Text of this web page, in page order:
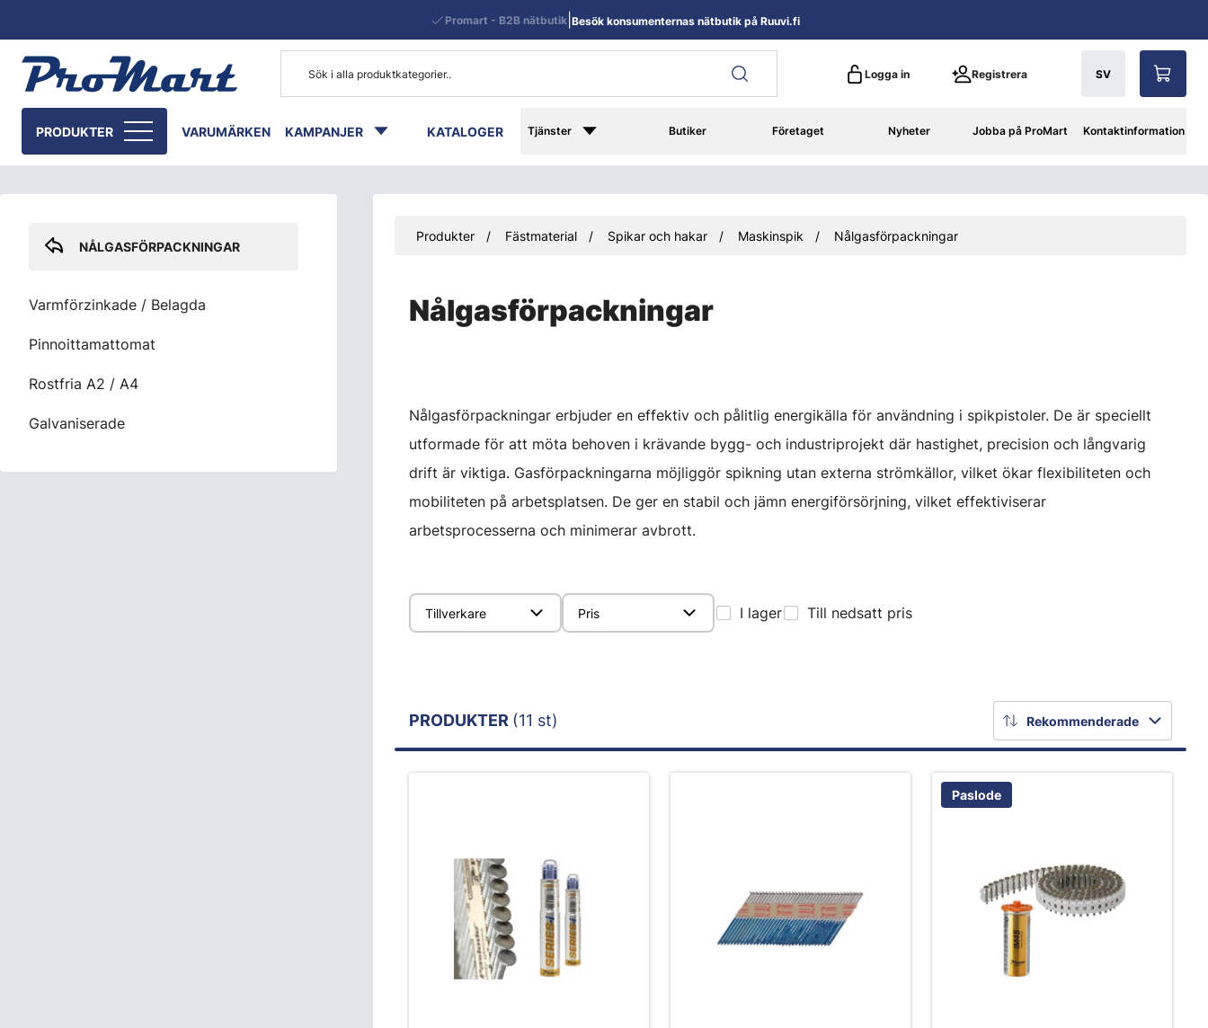
Logga in Registrera SV
PRODUKTER VARUMÄRKEN KAMPANJER KATALOGER Tjänster Butiker Företaget Nyheter Jobba på ProMart Kontaktinformation
Promart - B2B nätbutik Besök konsumenternas nätbutik på Ruuvi.fi
Produkter Fästmaterial Spikar och hakar Maskinspik Nålgasförpackningar
Nålgasförpackningar
Nålgasförpackningar erbjuder en effektiv och pålitlig energikälla för användning i spikpistoler. De är speciellt
utformade för att möta behoven i krävande bygg- och industriprojekt där hastighet, precision och långvarig
drift är viktiga. Gasförpackningarna möjliggör spikning utan externa strömkällor, vilket ökar flexibiliteten och
mobiliteten på arbetsplatsen. De ger en stabil och jämn energiförsörjning, vilket effektiviserar
arbetsprocesserna och minimerar avbrott.
Tillverkare Pris I lager Till nedsatt pris
Rekommenderade
PRODUKTER (11 st)
Paslode
NÅLGASFÖRPACKNINGAR
Varmförzinkade / Belagda
Pinnoittamattomat
Rostfria A2 / A4
Galvaniserade